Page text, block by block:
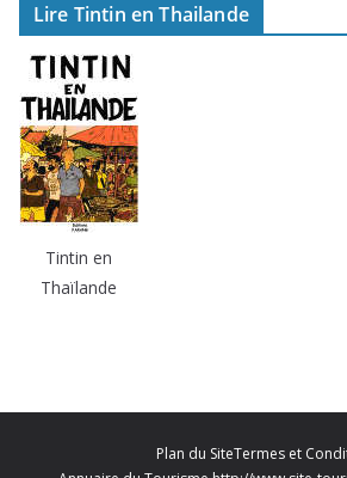
Temp.
Lire Tintin en Thailande
Tintin en
Thaïlande
Plan du SiteTermes et